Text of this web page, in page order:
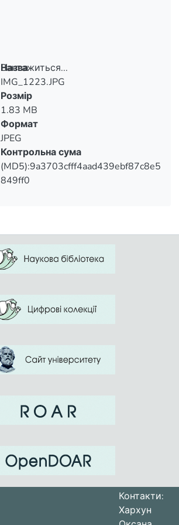
Вантажиться...
Вантажиться...
Назва
IMG_1223.JPG
Розмір
1.83 MB
Формат
JPEG
Контрольна сума
(MD5):9a3703cfff4aad439ebf87c8e5
849ff0
Контакти:
Хархун